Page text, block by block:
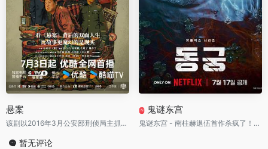
悬案
该剧以2016年3月公安部刑侦局主抓的“疑难命案积案攻坚行动”所侦破的多起案件为基础，改编创作两起90年代悬案作为系列剧的第一季
N 鬼谜东宫
鬼谜东宫 - 南柱赫退伍首作杀疯了！能通灵的男人闯进死亡王宫，八集掀翻三十年王室血案
暂无评论